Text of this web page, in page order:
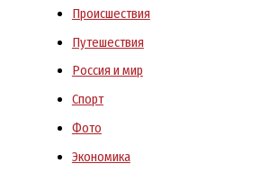
Происшествия
Путешествия
Россия и мир
Спорт
Фото
Экономика